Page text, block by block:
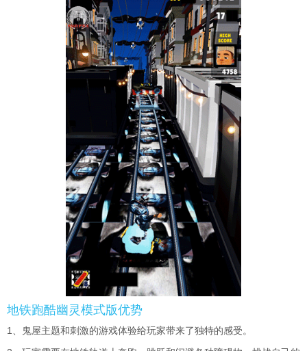
地铁跑酷幽灵模式版优势
1、鬼屋主题和刺激的游戏体验给玩家带来了独特的感受。